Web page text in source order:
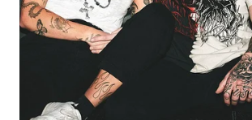
BINTAN
WN